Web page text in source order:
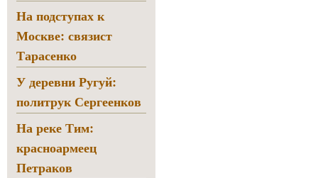
На подступах к
Москве: связист
Тарасенко
У деревни Ругуй:
политрук Сергеенков
На реке Тим:
красноармеец
Петраков